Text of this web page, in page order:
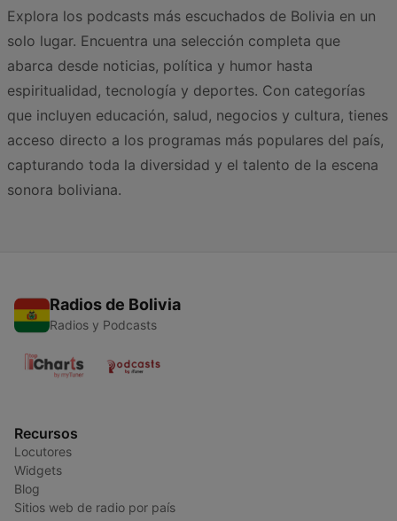
Explora los podcasts más escuchados de Bolivia en un
solo lugar. Encuentra una selección completa que
abarca desde noticias, política y humor hasta
espiritualidad, tecnología y deportes. Con categorías
que incluyen educación, salud, negocios y cultura, tienes
acceso directo a los programas más populares del país,
capturando toda la diversidad y el talento de la escena
sonora boliviana.
Radios de Bolivia
Radios y Podcasts
Recursos
Locutores
Widgets
Blog
Sitios web de radio por país